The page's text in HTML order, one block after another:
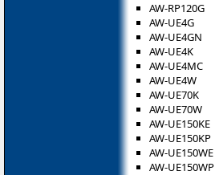
AW-RP120G
AW-UE4G
AW-UE4GN
AW-UE4K
AW-UE4MC
AW-UE4W
AW-UE70K
AW-UE70W
AW-UE150KE
AW-UE150KP
AW-UE150WE
AW-UE150WP